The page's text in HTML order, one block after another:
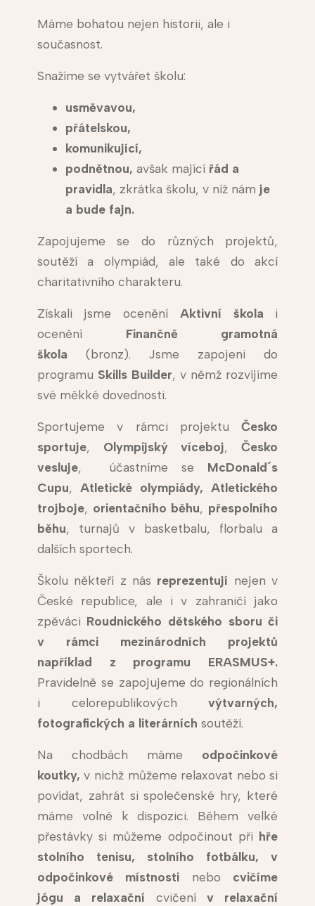
Máme bohatou nejen historii, ale i
současnost.
Snažíme se vytvářet školu:
usměvavou,
přátelskou,
komunikující,
podnětnou, avšak mající řád a
pravidla, zkrátka školu, v níž nám je
a bude fajn.
Zapojujeme se do různých projektů,
soutěží a olympiád, ale také do akcí
charitativního charakteru.
Získali jsme ocenění Aktivní škola i
ocenění Finančně gramotná
škola (bronz). Jsme zapojeni do
programu Skills Builder, v němž rozvíjíme
své měkké dovednosti.
Sportujeme v rámci projektuČesko
sportuje, Olympijský víceboj,Česko
vesluje, účastníme se McDonald´s
Cupu, Atletické olympiády,
Atletického
trojboje, orientačního běhu, přespolního
běhu, turnajů v basketbalu, florbalu a
dalších sportech.
Školu někteří z nás reprezentují nejen v
České republice, ale i v zahraničí jako
zpěváci Roudnického dětského sboru či
v rámci mezinárodních projektů
například z programu ERASMUS+.
Pravidelně se zapojujeme do regionálních
i celorepublikovýchvýtvarných,
fotografických a literárních soutěží.
Na chodbách máme odpočinkové
koutky, v nichž můžeme relaxovat nebo si
povídat, zahrát si společenské hry, které
máme volně k dispozici. Během velké
přestávky si můžeme odpočinout při hře
stolního tenisu, stolního fotbálku, v
odpočinkové místnosti nebo cvičíme
jógu a relaxační cvičenív relaxační